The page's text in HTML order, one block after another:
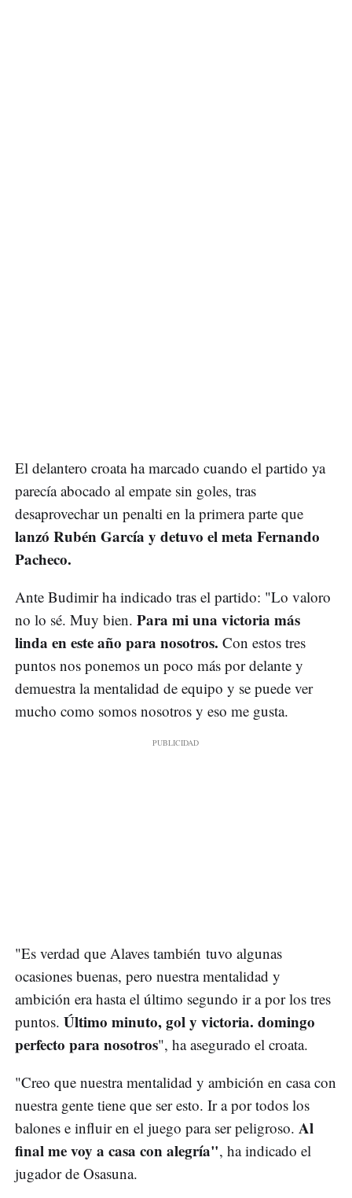
El delantero croata ha marcado cuando el partido ya
parecía abocado al empate sin goles, tras
desaprovechar un penalti en la primera parte que
lanzó Rubén García y detuvo el meta Fernando
Pacheco.
Ante Budimir ha indicado tras el partido: "Lo valoro
no lo sé. Muy bien. Para mi una victoria más
linda en este año para nosotros. Con estos tres
puntos nos ponemos un poco más por delante y
demuestra la mentalidad de equipo y se puede ver
mucho como somos nosotros y eso me gusta.
"Es verdad que Alaves también tuvo algunas
ocasiones buenas, pero nuestra mentalidad y
ambición era hasta el último segundo ir a por los tres
puntos. Último minuto, gol y victoria. domingo
perfecto para nosotros", ha asegurado el croata.
"Creo que nuestra mentalidad y ambición en casa con
nuestra gente tiene que ser esto. Ir a por todos los
balones e influir en el juego para ser peligroso. Al
final me voy a casa con alegría", ha indicado el
jugador de Osasuna.